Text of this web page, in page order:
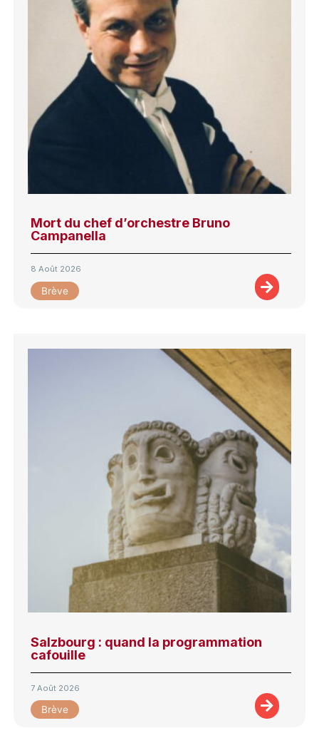
Mort du chef d’orchestre Bruno
Campanella
8 Août 2026
Brève
Salzbourg : quand la programmation
cafouille
7 Août 2026
Brève